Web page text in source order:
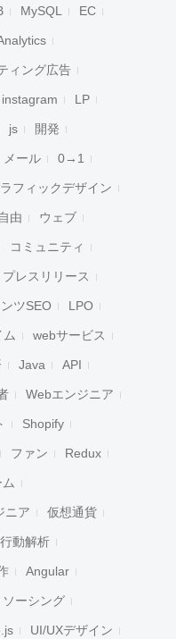
MySQL EC
ィング広告
instagram LP
js 開発
メール 0→1
フィックデザイン
自由 ウェブ
コミュニティ
プレスリリース
ツSEO LPO
ム webサービス
Java API
Webエンジニア
Shopify
ファン Redux
ニア 仮想通貨
行動解析
Angular
ソーシング
UI/UXデザイン